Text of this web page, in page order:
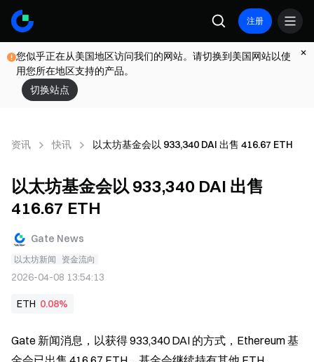
注册
您似乎正在从美国地区访问我们的网站。请切换到美国网站以使
用您所在地区支持的产品。
切换站点
资讯 快讯 以太坊基金会以 933,340 DAI 出售 416.67 ETH
以太坊基金会以 933,340 DAI 出售
416.67 ETH
Gate News
以太坊新闻 资金流向
2026-04-08 13:54:13
ETH 0.08%
Gate 新闻消息，以获得 933,340 DAI 的方式，Ethereum 基